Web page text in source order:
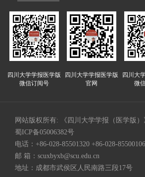
四川大学学报医学版
微信订阅号
四川大学学报医学版
官网
四川大
微
网站版权所有: 《四川大学学报（医学版
蜀ICP备05006382号
电话：+86-028-85501320 +86-028-85500106
邮 箱： scuxbyxb@scu.edu.cn
地址：成都市武侯区人民南路三段17号